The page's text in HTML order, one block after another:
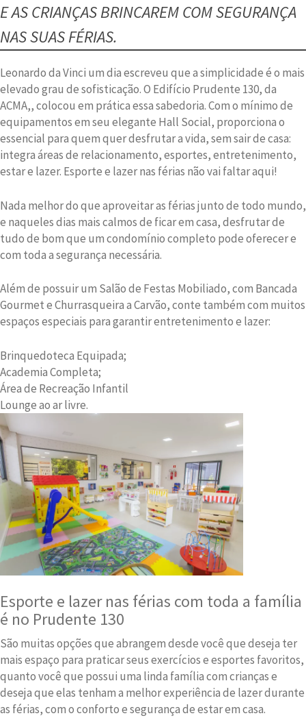
E AS CRIANÇAS BRINCAREM COM SEGURANÇA
NAS SUAS FÉRIAS.
Leonardo da Vinci um dia escreveu que a simplicidade é o mais
elevado grau de sofisticação. O Edifício Prudente 130, da
ACMA,, colocou em prática essa sabedoria. Com o mínimo de
equipamentos em seu elegante Hall Social, proporciona o
essencial para quem quer desfrutar a vida, sem sair de casa:
integra áreas de relacionamento, esportes, entretenimento,
estar e lazer. Esporte e lazer nas férias não vai faltar aqui!
Nada melhor do que aproveitar as férias junto de todo mundo,
e naqueles dias mais calmos de ficar em casa, desfrutar de
tudo de bom que um condomínio completo pode oferecer e
com toda a segurança necessária.
Além de possuir um Salão de Festas Mobiliado, com Bancada
Gourmet e Churrasqueira a Carvão, conte também com muitos
espaços especiais para garantir entretenimento e lazer:
Brinquedoteca Equipada;
Academia Completa;
Área de Recreação Infantil
Lounge ao ar livre.
Esporte e lazer nas férias com toda a família
é no Prudente 130
São muitas opções que abrangem desde você que deseja ter
mais espaço para praticar seus exercícios e esportes favoritos,
quanto você que possui uma linda família com crianças e
deseja que elas tenham a melhor experiência de lazer durante
as férias, com o conforto e segurança de estar em casa.